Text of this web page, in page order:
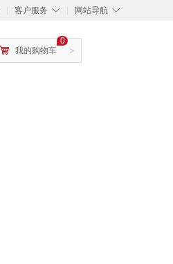
◇
客户服务 ◇
网站导航
>
0
我的购物车